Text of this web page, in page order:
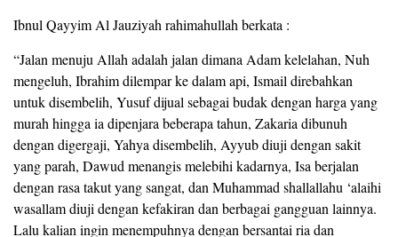
Ibnul Qayyim Al Jauziyah rahimahullah berkata :
“Jalan menuju Allah adalah jalan dimana Adam kelelahan, Nuh
mengeluh, Ibrahim dilempar ke dalam api, Ismail direbahkan
untuk disembelih, Yusuf dijual sebagai budak dengan harga yang
murah hingga ia dipenjara beberapa tahun, Zakaria dibunuh
dengan digergaji, Yahya disembelih, Ayyub diuji dengan sakit
yang parah, Dawud menangis melebihi kadarnya, Isa berjalan
dengan rasa takut yang sangat, dan Muhammad shallallahu ‘alaihi
wasallam diuji dengan kefakiran dan berbagai gangguan lainnya.
Lalu kalian ingin menempuhnya dengan bersantai ria dan